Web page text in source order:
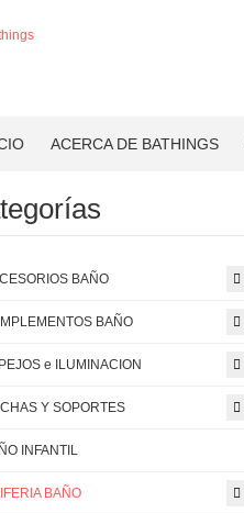
ACERCA DE BATHINGS
BAÑO
BAÑO
e ILUMINACION
Y SOPORTES
INFANTIL
BAÑO